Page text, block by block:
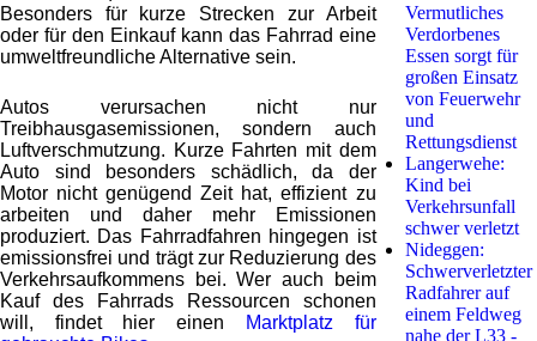
Besonders für kurze Strecken zur Arbeit
oder für den Einkauf kann das Fahrrad eine
umweltfreundliche Alternative sein.
Autos verursachen nicht nur
Treibhausgasemissionen, sondern auch
Luftverschmutzung. Kurze Fahrten mit dem
Auto sind besonders schädlich, da der
Motor nicht genügend Zeit hat, effizient zu
arbeiten und daher mehr Emissionen
produziert. Das Fahrradfahren hingegen ist
emissionsfrei und trägt zur Reduzierung des
Verkehrsaufkommens bei. Wer auch beim
Kauf des Fahrrads Ressourcen schonen
will, findet hier einen
Marktplatz für
Vermutliches
Verdorbenes
Essen sorgt für
großen Einsatz
von Feuerwehr
und
Rettungsdienst
Langerwehe:
Kind bei
Verkehrsunfall
schwer verletzt
Nideggen:
Schwerverletzter
Radfahrer auf
einem Feldweg
nahe der L33 -